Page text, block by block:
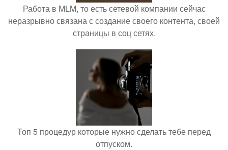
Работа в MLM, то есть сетевой компании сейчас
неразрывно связана с создание своего контента, своей
страницы в соц сетях.
Топ 5 процедур которые нужно сделать тебе перед
отпуском.